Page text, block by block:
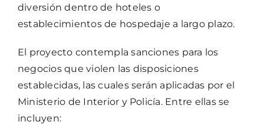
diversión dentro de hoteles o
establecimientos de hospedaje a largo plazo.
El proyecto contempla sanciones para los
negocios que violen las disposiciones
establecidas, las cuales serán aplicadas por el
Ministerio de Interior y Policía. Entre ellas se
incluyen: